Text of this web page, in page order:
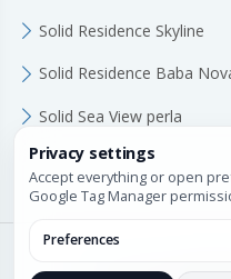
Solid Residence Skyline
Solid Residence Baba
Solid Sea View perla
© Copyright Solid
Privacy settings
Accept everything or open
Google Tag Manager
Preferences